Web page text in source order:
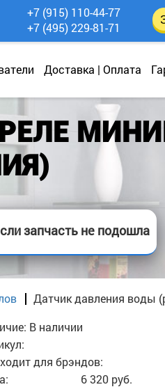
Доставка | Оплата
+7 (915) 110-44-77
+7 (495) 229-81-71
запчасть не подошла
Датчик давления воды
В наличии
для брэндов:
6 320 руб.